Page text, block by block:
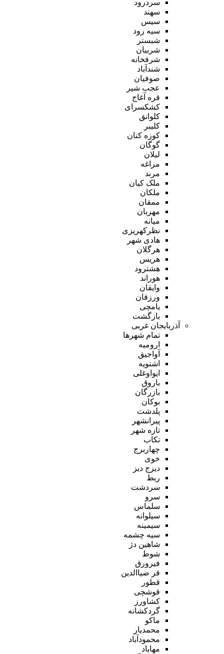
سردرود
سهند
سیس
سیه رود
شبستر
شربیان
شرفخانه
شندآباد
صوفیان
عجب شیر
قره آغاج
کشکسرای
کلوانق
کلیبر
کوزه کنان
گوگان
لیلان
مراغه
مرند
ملک کیان
ملکان
ممقان
مهربان
میانه
نظرکهریزی
هادی شهر
هرگلان
هریس
هشترود
هوراند
وایقان
ورزقان
یامچی
بازگشت
آذربایجان غربی
تمام شهر‌ها
ارومیه
آواجیق
اشنویه
ایواوغلی
باروق
بازرگان
بوکان
پلدشت
پیرانشهر
تازه شهر
تکاب
چهاربرج
خوی
دیزج دیز
ربط
سردشت
سرو
سلماس
سیلوانه
سیمینه
سیه چشمه
شاهین دژ
شوط
فیرورق
قر ضیاالدین
قطور
قوشچی
کشاورز
گردکشانه
ماکو
محمدیار
محمودآباد
مهاباد